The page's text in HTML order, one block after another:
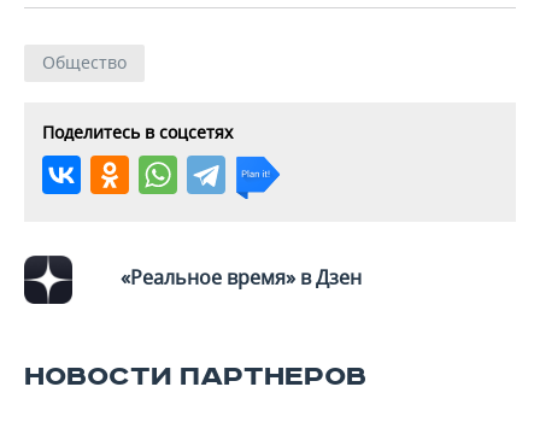
Общество
Поделитесь в соцсетях
«Реальное время» в Дзен
НОВОСТИ ПАРТНЕРОВ